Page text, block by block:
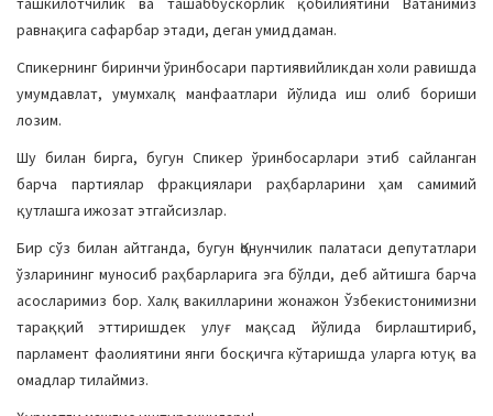
равнақига сафарбар этади, деган умиддаман.
Спикернинг биринчи ўринбосари партиявийликдан холи равишда
умумдавлат, умумхалқ манфаатлари йўлида иш олиб бориши
лозим.
Шу билан бирга, бугун Спикер ўринбосарлари этиб сайланган
барча партиялар фракциялари раҳбарларини ҳам самимий
қутлашга ижозат этгайсизлар.
Бир сўз билан айтганда, бугун Қонунчилик палатаси депутатлари
ўзларининг муносиб раҳбарларига эга бўлди, деб айтишга барча
асосларимиз бор. Халқ вакилларини жонажон Ўзбекистонимизни
тараққий эттиришдек улуғ мақсад йўлида бирлаштириб,
парламент фаолиятини янги босқичга кўтаришда уларга ютуқ ва
омадлар тилаймиз.